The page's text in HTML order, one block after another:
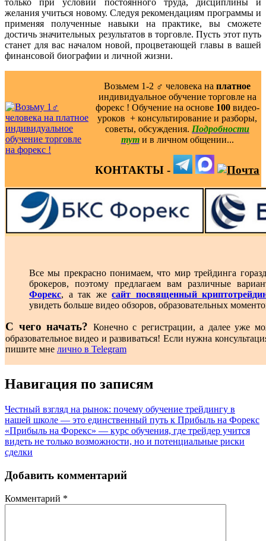
желания учиться новому. Следуя рекомендациям программы и
применяя полученные навыки на практике, вы сможете
достичь значительных результатов в торговле. Пусть этот путь
станет для вас началом новой, процветающей главы в вашей
финансовой биографии и личной жизни.
Возьмем 1-2 ‍♂️ человека на платное
индивидуальное обучение торговле на
форекс ! Обучение на основе 100видео-
уроков ️ + консультирование и разборы,
советы, обсуждения. Подробности
тут и в личном общении...
КОНТАКТЫ -
Все мы прекрасно понимаем, что мир трейдинга
брокеров, поэтому предлагаем вам различные
Форекс, а так жесайт посвященный
увидеть больше видео обзоров, образовательных
С чего начать? Конечно с регистрации, а далее уже
образовательное видео и развиваться! Если нужна
пишите мне лично в Telegram
Навигация по записям
Честный взгляд на рынок: почему обучение трейдингу в
нашей школе — это единственный путь к Прибыль на Форекс
«Прибыль на Форекс» — курс обучения, где трейдер учится
видеть не только возможности, но и потенциальные риски
сделки
Добавить комментарий
Комментарий *